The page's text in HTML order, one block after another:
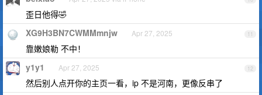
歪日他得🤣
11
XG9H3BN7CWMMmnjw Apr 27, 2025
靠嫩娘勒 不中！
12
y1y1 Apr 27, 2025
然后别人点开你的主页一看，ip 不是河南，更像反串了